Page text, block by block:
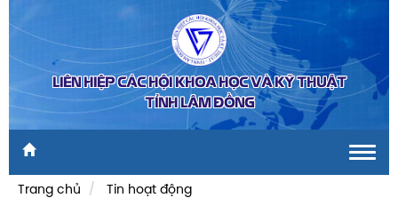
LIÊN HIỆP CÁC HỘI KHOA HỌC VÀ KỸ THUẬT
TỈNH LÂM ĐỒNG
Trang chủ
Tin hoạt động